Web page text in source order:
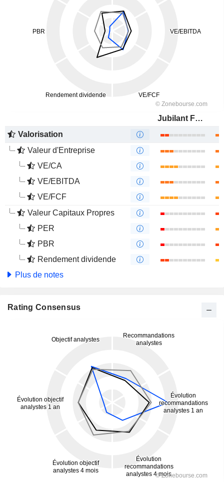
Jubilant FoodWorks Limited
Valorisation
Valeur d'Entreprise
VE/CA
VE/EBITDA
VE/FCF
Valeur Capitaux Propres
PER
PBR
Rendement dividende
Plus de notes
Rating Consensus